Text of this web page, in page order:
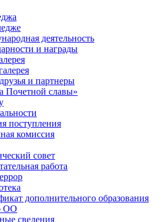
деятельность
и награды
и партнеры
Почетной славы»
поступления
комиссия
совет
работа
дополнительного образования
ОО
сведения